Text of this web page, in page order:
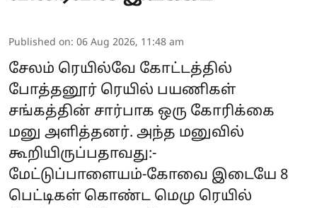
Published on: 06 Aug 2026, 11:48 am
சேலம் ரெயில்வே கோட்டத்தில்
போத்தனூர் ரெயில் பயணிகள்
சங்கத்தின் சார்பாக ஒரு கோரிக்கை
மனு அளித்தனர். அந்த மனுவில்
கூறியிருப்பதாவது:-
மேட்டுப்பாளையம்-கோவை இடையே 8
பெட்டிகள் கொண்ட மெமு ரெயில்